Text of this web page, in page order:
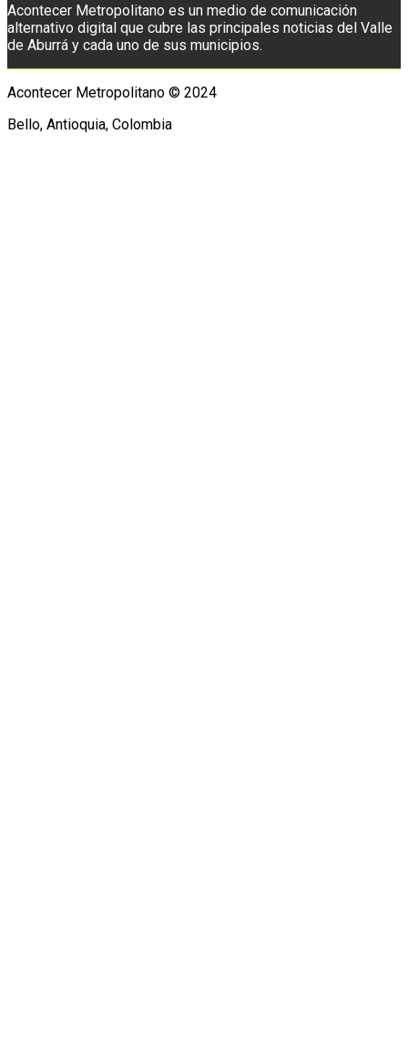
Acontecer Metropolitano es un medio de comunicación
alternativo digital que cubre las principales noticias del Valle
de Aburrá y cada uno de sus municipios.
Acontecer Metropolitano © 2024
Bello, Antioquia, Colombia